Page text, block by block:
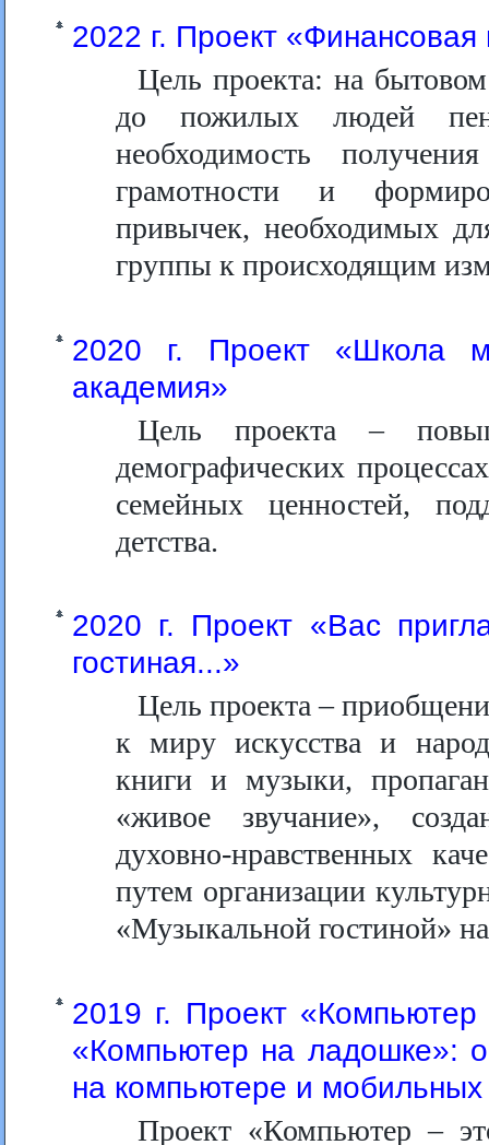
2022 г. Проект
Цель проекта: на
до пожилых людей
необходимость
грамотности и
привычек, необходимых
группы к происходящим
2020 г. Проект «Школа
академия»
Цель проекта –
демографических
семейных ценностей,
детства.
2020 г. Проект «Вас
гостиная...»
Цель проекта –
к миру искусства и
книги и музыки,
«живое звучание»,
духовно-нравственных
путем организации
«Музыкальной гостиной»
2019 г. Проект
«Компьютер на ладошке»:
на компьютере и мобильных
Проект «Компьютер –